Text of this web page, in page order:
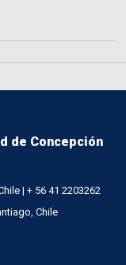
de Concepción
| + 56 41 2203262
Chile